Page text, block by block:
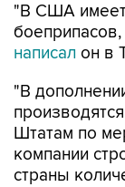
"В США
написал он в
"В
Штатам по
компании
страны